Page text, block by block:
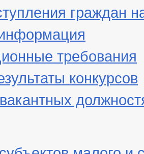
граждан
требования
конкурсов